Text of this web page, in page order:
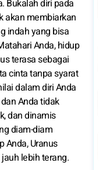
Bukalah diri pada
akan membiarkan
indah yang bisa
Anda, hidup
terasa sebagai
cinta tanpa syarat
dalam diri Anda
Anda tidak
dan dinamis
diam-diam
Anda, Uranus
lebih terang.